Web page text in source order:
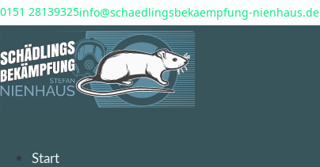
0151 28139325info@schaedlingsbekaempfung-nienhaus.de
Startseite Schädlingsbekämpfung Nienhaus
Start